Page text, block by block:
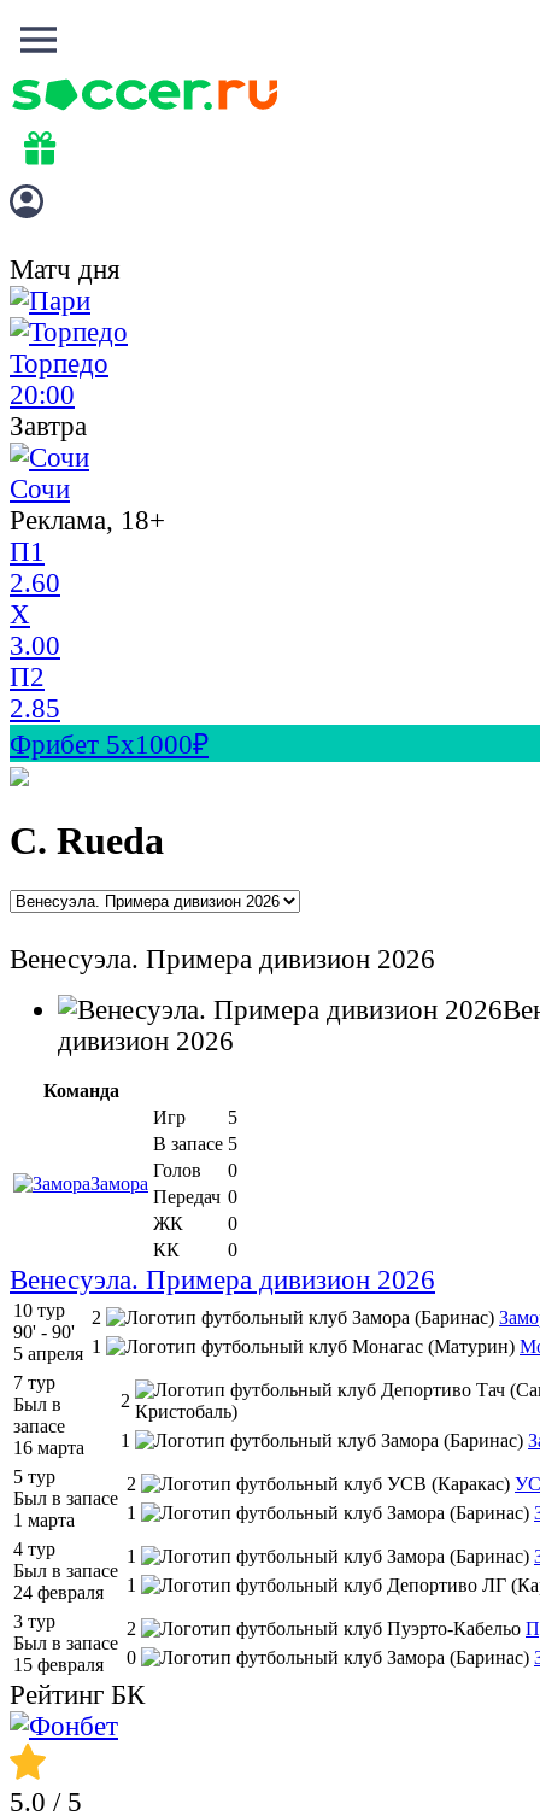
Матч дня
Торпедо
20:00
Завтра
Сочи
Реклама, 18+
П1
2.60
X
3.00
П2
2.85
Фрибет 5х1000₽
C. Rueda
Венесуэла. Примера дивизион 2026
дивизион 2026
Команда
Замора
Игр
5
В запасе 5
Голов
0
Передач 0
ЖК
0
КК
0
Венесуэла. Примера дивизион 2026
10 тур
90' - 90'
5 апреля
2
1
7 тур
Был в
запасе
16 марта
2
1
5 тур
Был в запасе
1 марта
2
1
4 тур
Был в запасе
24 февраля
1
1
3 тур
Был в запасе
15 февраля
2
0
Рейтинг БК
5.0 / 5